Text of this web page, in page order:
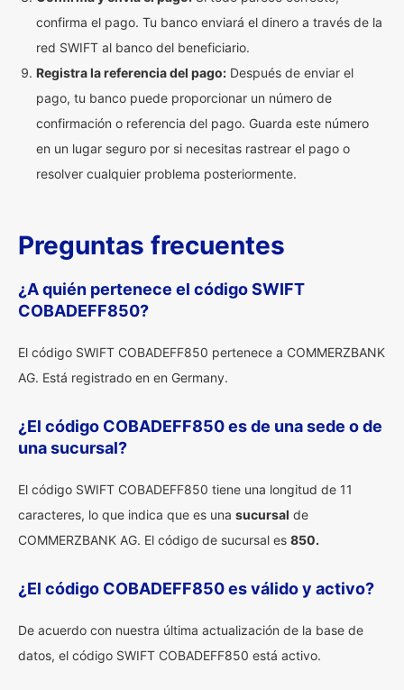
confirma el pago. Tu banco enviará el dinero a través de la
red SWIFT al banco del beneficiario.
Registra la referencia del pago: Después de enviar el
pago, tu banco puede proporcionar un número de
confirmación o referencia del pago. Guarda este número
en un lugar seguro por si necesitas rastrear el pago o
resolver cualquier problema posteriormente.
Preguntas frecuentes
¿A quién pertenece el código SWIFT
COBADEFF850?
El código SWIFT COBADEFF850 pertenece a COMMERZBANK
AG. Está registrado en en Germany.
¿El código COBADEFF850 es de una sede o de
una sucursal?
El código SWIFT COBADEFF850 tiene una longitud de 11
caracteres, lo que indica que es una sucursal de
COMMERZBANK AG. El código de sucursal es 850.
¿El código COBADEFF850 es válido y activo?
De acuerdo con nuestra última actualización de la base de
datos, el código SWIFT COBADEFF850 está activo.